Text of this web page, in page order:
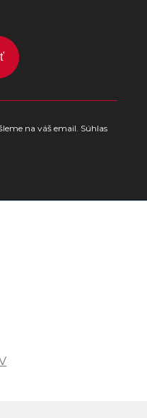
na váš email. Súhlas